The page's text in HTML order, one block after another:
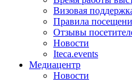
Визовая
Правила
Отзывы
Новости
Iteca.events
Медиацентр
Новости